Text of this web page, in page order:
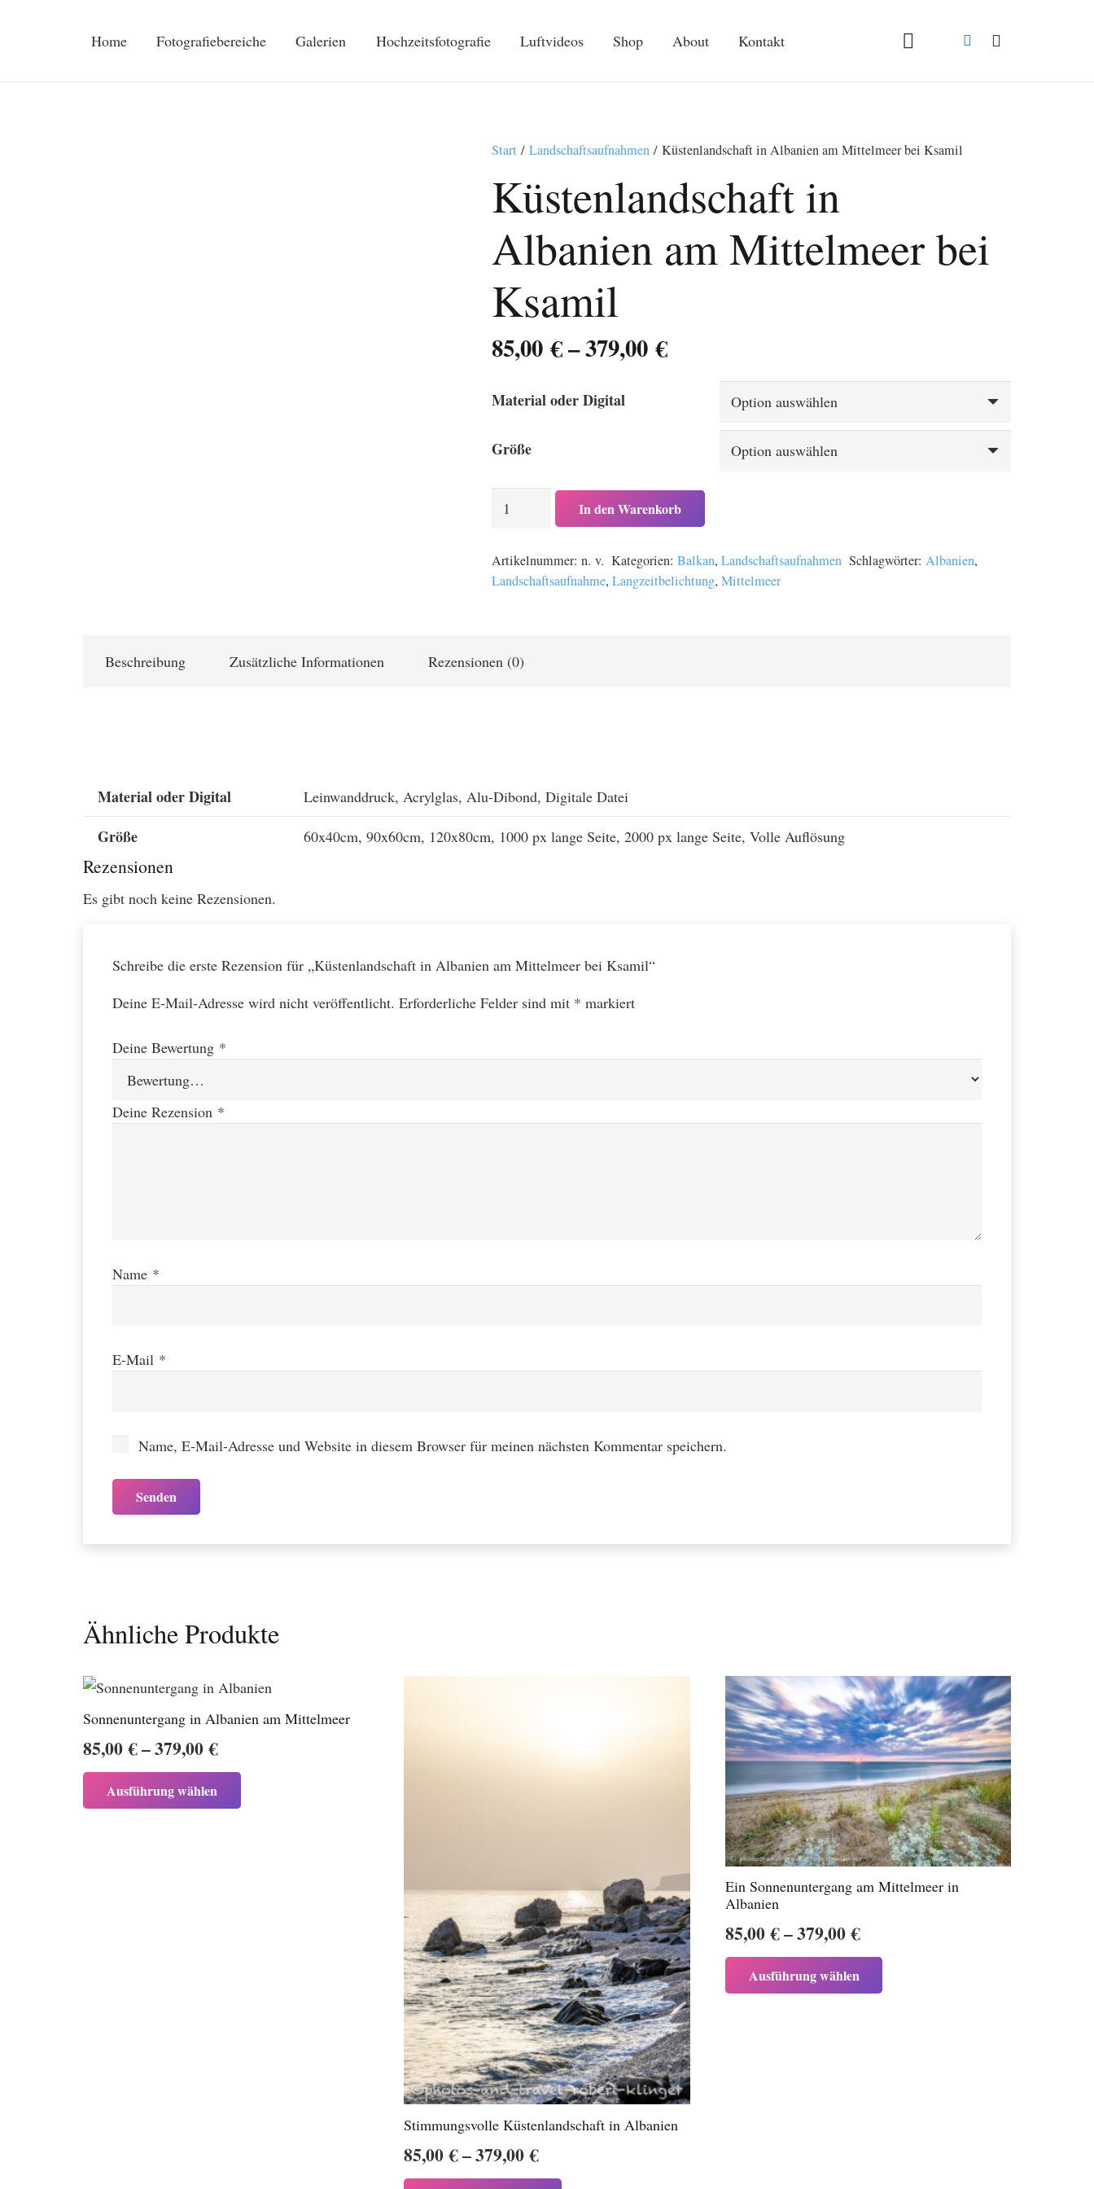
Home Fotografiebereiche Galerien Hochzeitsfotografie Luftvideos Shop About Kontakt
Start/ Landschaftsaufnahmen/ Küstenlandschaft in Albanien am Mittelmeer bei Ksamil
Küstenlandschaft in
Albanien am Mittelmeer bei
Ksamil
85,00€–379,00€Preisspanne:
379,00 €
Material oder Digital
Größe
Küstenlandschaft
am
Mittelmeer
Menge
In den Warenkorb
Artikelnummer: n. v. Kategorien: Balkan, Landschaftsaufnahmen Schlagwörter:Albanien,
Landschaftsaufnahme, Langzeitbelichtung, Mittelmeer
Beschreibung Zusätzliche Informationen Rezensionen (0)
Material oder Digital Leinwanddruck, Acrylglas, Alu-Dibond, Digitale Datei
Größe 60x40cm, 90x60cm, 120x80cm, 1000 px lange Seite, 2000 px lange Seite, Volle Auflösung
Rezensionen
Es gibt noch keine Rezensionen.
Schreibe die erste Rezension für „Küstenlandschaft in Albanien am Mittelmeer bei Ksamil“
Deine E-Mail-Adresse wird nicht veröffentlicht. Erforderliche Felder sind mit * markiert
Deine Bewertung *
Deine Rezension *
Name *
E-Mail *
Name, E-Mail-Adresse und Website in diesem Browser für meinen nächsten Kommentar speichern.
Ähnliche Produkte
Sonnenuntergang in Albanien am Mittelmeer
85,00€–379,00€Preisspanne:
85,00 €
Ausführung wählen
Stimmungsvolle Küstenlandschaft in Albanien
85,00€–379,00€Preisspanne:
85,00 €
Ein Sonnenuntergang am Mittelmeer in
Albanien
85,00€–379,00€Preisspanne:
85,00 €
bis
Ausführung wählen